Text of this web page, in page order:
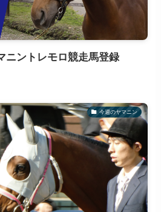
ニントレモロ競走馬登録
今週のヤマニン